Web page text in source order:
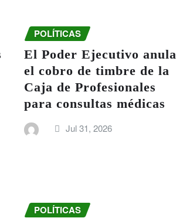
POLÍTICAS
El Poder Ejecutivo anula
el cobro de timbre de la
Caja de Profesionales
para consultas médicas
Jul 31, 2026
POLÍTICAS